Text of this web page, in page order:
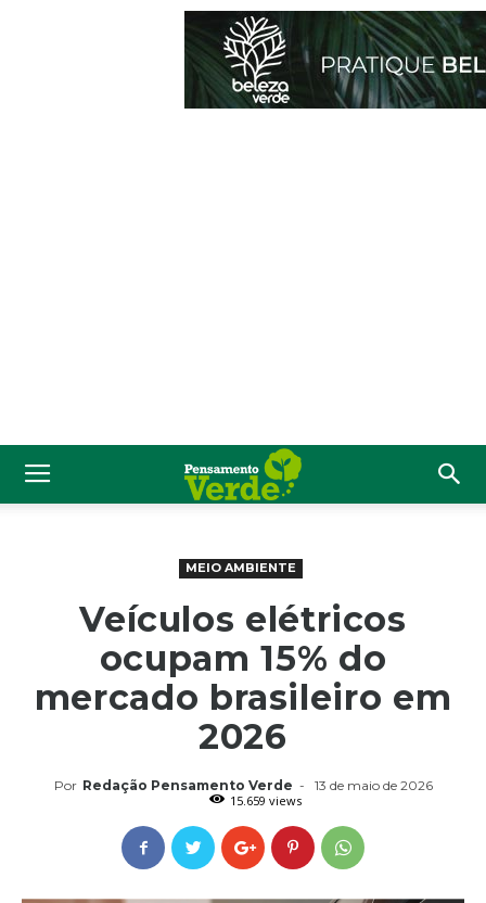
MEIO AMBIENTE
Veículos elétricos
ocupam 15% do
mercado brasileiro em
2026
Por Redação Pensamento Verde -
13 de maio de 2026
15.659 views